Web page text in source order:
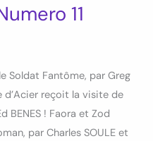
11
Soldat Fantôme, par Greg
d’Acier reçoit la visite de
BENES ! Faora et Zod
par Charles SOULE et